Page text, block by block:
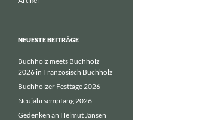
NEUESTE BEITRÄGE
Buchholz meets Buchholz
2026 in Französisch Buchholz
Buchholzer Festtage 2026
Neujahrsempfang 2026
Gedenken an Helmut Jansen